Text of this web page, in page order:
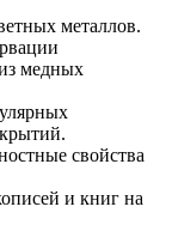
металлов.
медных
свойства
и книг на